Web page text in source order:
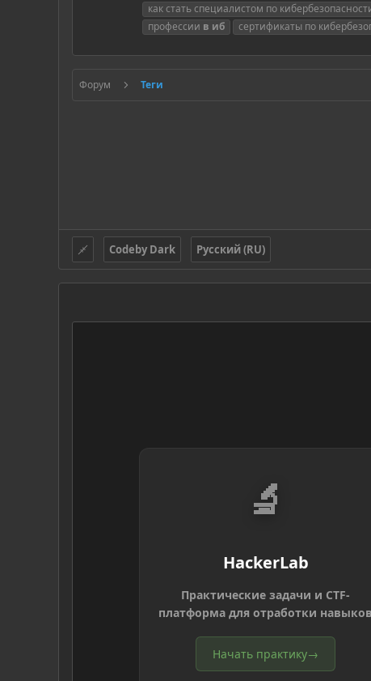
как стать специалистом по
профессии в иб сертификаты по
Форум Теги
Codeby Dark Русский (RU)
🔬
HackerLab
Практические задачи и CTF-
платформа для отработки навыков
Начать практику→